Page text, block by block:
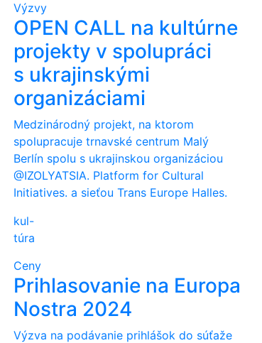
Výzvy
OPEN CALL na kultúrne
projekty v spolupráci
s ukrajinskými
organizáciami
Medzinárodný projekt, na ktorom
spolupracuje trnavské centrum Malý
Berlín spolu s ukrajinskou organizáciou
@IZOLYATSIA. Platform for Cultural
Initiatives. a sieťou Trans Europe Halles.
kul-
túra
Ceny
Prihlasovanie na Europa
Nostra 2024
Výzva na podávanie prihlášok do súťaže